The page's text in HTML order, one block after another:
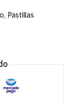
, Pastillas